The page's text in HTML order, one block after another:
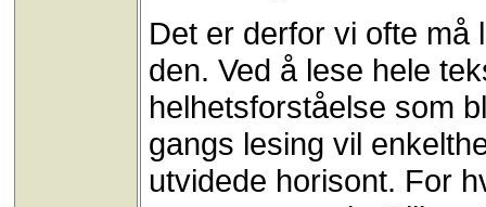
Det er derfor vi ofte må
den. Ved å lese hele
helhetsforståelse som
gangs lesing vil
utvidede horisont. For